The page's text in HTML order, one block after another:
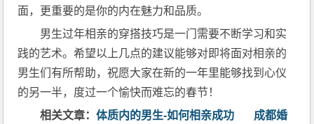
面，更重要的是你的内在魅力和品质。
男生过年相亲的穿搭技巧是一门需要不断学习和实
践的艺术。希望以上几点的建议能够对即将面对相亲的
男生们有所帮助，祝愿大家在新的一年里能够找到心仪
的另一半，度过一个愉快而难忘的春节！
相关文章：体质内的男生-如何相亲成功
成都婚